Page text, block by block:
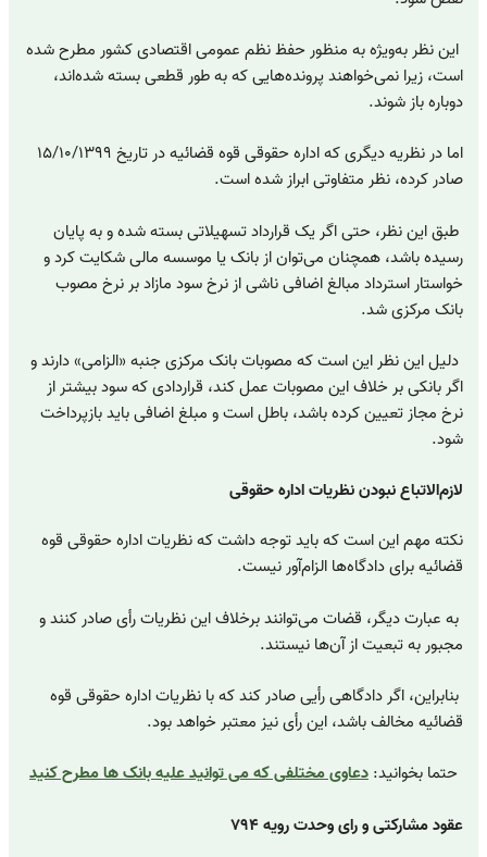
این نظر به‌ویژه به منظور حفظ نظم عمومی اقتصادی کشور مطرح شده
است، زیرا نمی‌خواهند پرونده‌هایی که به طور قطعی بسته شده‌اند،
دوباره باز شوند.
اما در نظریه دیگری که اداره حقوقی قوه قضائیه در تاریخ ۱۵/۱۰/۱۳۹۹
صادر کرده، نظر متفاوتی ابراز شده است.
طبق این نظر، حتی اگر یک قرارداد تسهیلاتی بسته شده و به پایان
رسیده باشد، همچنان می‌توان از بانک یا موسسه مالی شکایت کرد و
خواستار استرداد مبالغ اضافی ناشی از نرخ سود مازاد بر نرخ مصوب
بانک مرکزی شد.
دلیل این نظر این است که مصوبات بانک مرکزی جنبه «الزامی» دارند و
اگر بانکی بر خلاف این مصوبات عمل کند، قراردادی که سود بیشتر از
نرخ مجاز تعیین کرده باشد، باطل است و مبلغ اضافی باید بازپرداخت
شود.
لازم‌الاتباع نبودن نظریات اداره حقوقی
نکته مهم این است که باید توجه داشت که نظریات اداره حقوقی قوه
قضائیه برای دادگاه‌ها الزام‌آور نیست.
به عبارت دیگر، قضات می‌توانند برخلاف این نظریات رأی صادر کنند و
مجبور به تبعیت از آن‌ها نیستند.
بنابراین، اگر دادگاهی رأیی صادر کند که با نظریات اداره حقوقی قوه
قضائیه مخالف باشد، این رأی نیز معتبر خواهد بود.
حتما بخوانید: دعاوی مختلفی که می توانید علیه بانک ها مطرح کنید
عقود مشارکتی و رای وحدت رویه ۷۹۴